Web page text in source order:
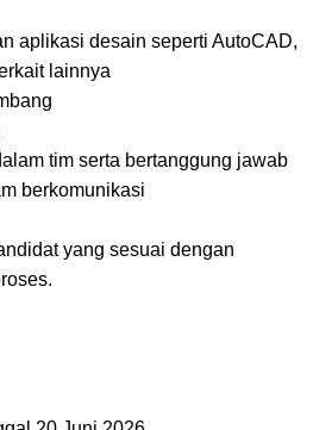
aplikasi desain seperti AutoCAD,
lainnya
tim serta bertanggung jawab
berkomunikasi
yang sesuai dengan